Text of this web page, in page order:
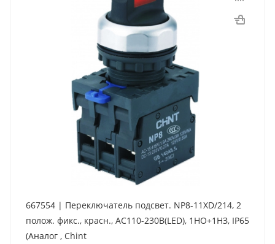
667554 | Переключатель подсвет. NP8-11XD/214, 2
полож. фикс., красн., AC110-230В(LED), 1НО+1НЗ, IP65
(Аналог , Chint